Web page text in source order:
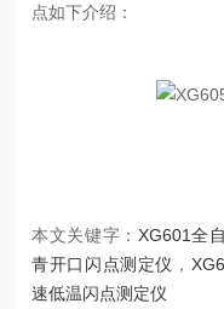
点如下介绍：
本文关键字： XG601全
青开口闪点测定仪 ，
速低温闪点测定仪